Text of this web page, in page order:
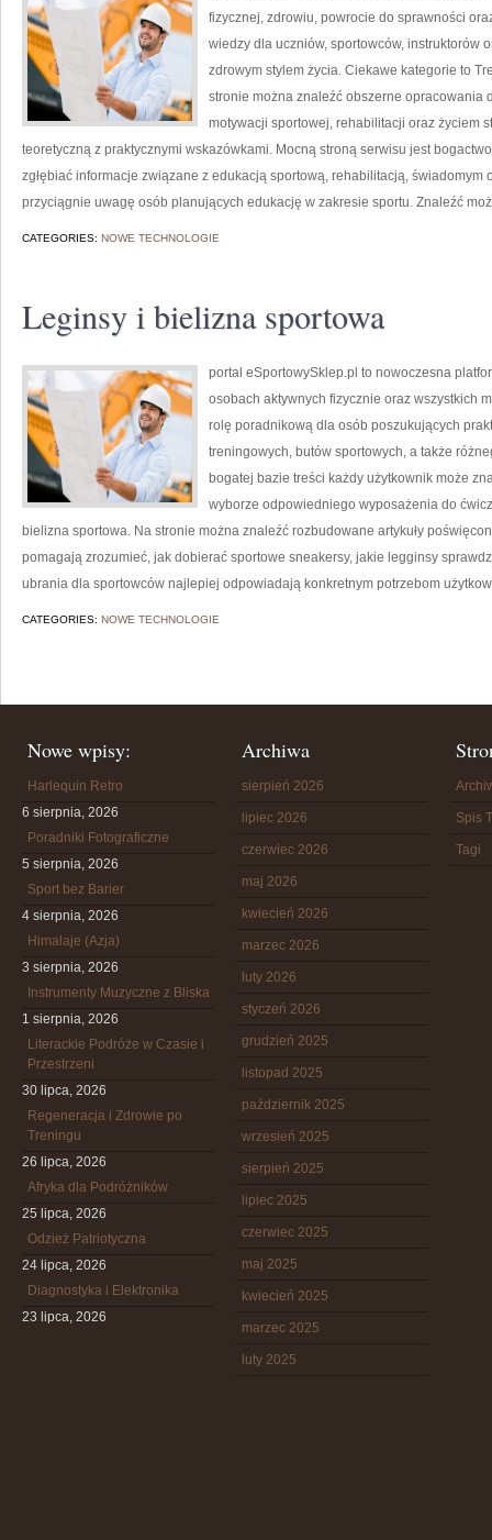
fizycznej, zdrowiu, powrocie do sprawności
wiedzy dla uczniów, sportowców, instruktorów
zdrowym stylem życia. Ciekawe kategorie to
stronie można znaleźć obszerne opracowania
motywacji sportowej, rehabilitacji oraz życiem
teoretyczną z praktycznymi wskazówkami. Mocną stroną serwisu jest
zgłębiać informacje związane z edukacją sportową, rehabilitacją, świadomym
przyciągnie uwagę osób planujących edukację w zakresie sportu. Znaleźć
CATEGORIES: NOWE TECHNOLOGIE
Leginsy i bielizna sportowa
portal eSportowySklep.pl to nowoczesna
osobach aktywnych fizycznie oraz wszystkich
rolę poradnikową dla osób poszukujących
treningowych, butów sportowych, a także
bogatej bazie treści każdy użytkownik może
wyborze odpowiedniego wyposażenia do
bielizna sportowa. Na stronie można znaleźć rozbudowane artykuły
pomagają zrozumieć, jak dobierać sportowe sneakersy, jakie legginsy
ubrania dla sportowców najlepiej odpowiadają konkretnym potrzebom
CATEGORIES: NOWE TECHNOLOGIE
Nowe wpisy:
Harlequin Retro
6 sierpnia, 2026
Poradniki Fotograficzne
5 sierpnia, 2026
Sport bez Barier
4 sierpnia, 2026
Himalaje (Azja)
3 sierpnia, 2026
Instrumenty Muzyczne z Bliska
1 sierpnia, 2026
Literackie Podróże w Czasie i
Przestrzeni
30 lipca, 2026
Regeneracja i Zdrowie po
Treningu
26 lipca, 2026
Afryka dla Podróżników
25 lipca, 2026
Odzież Patriotyczna
24 lipca, 2026
Diagnostyka i Elektronika
23 lipca, 2026
Archiwa
sierpień 2026
lipiec 2026
czerwiec 2026
maj 2026
kwiecień 2026
marzec 2026
luty 2026
styczeń 2026
grudzień 2025
listopad 2025
październik 2025
wrzesień 2025
sierpień 2025
lipiec 2025
czerwiec 2025
maj 2025
kwiecień 2025
marzec 2025
luty 2025
Spis
Tagi